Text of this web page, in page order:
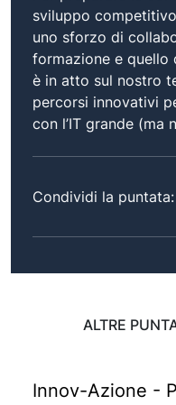
sviluppo
uno sforzo di
formazione e quello
è in atto sul nostro
percorsi innovativi
con l’IT grande (ma
Condividi la puntata:
ALTRE
Innov-Azione -